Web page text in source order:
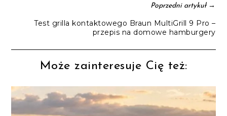
Poprzedni artykuł→
Test grilla kontaktowego Braun MultiGrill 9 Pro –
przepis na domowe hamburgery
Może zainteresuje Cię też: